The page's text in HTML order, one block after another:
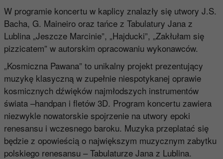
W programie koncertu w kaplicy znalazły się utwory J.S.
Bacha, G. Maineiro oraz tańce z Tabulatury Jana z
Lublina „Jeszcze Marcinie”, „Hajducki”, „Zakłułam się
pizzicatem” w autorskim opracowaniu wykonawców.
„Kosmiczna Pawana” to unikalny projekt prezentujący
muzykę klasyczną w zupełnie niespotykanej oprawie
kosmicznych dźwięków najmłodszych instrumentów
świata –handpan i fletów 3D. Program koncertu zawiera
niezwykle nowatorskie spojrzenie na utwory epoki
renesansu i wczesnego baroku. Muzyka przeplatać się
będzie z opowieścią o największym muzycznym zabytku
polskiego renesansu – Tabulaturze Jana z Lublina.